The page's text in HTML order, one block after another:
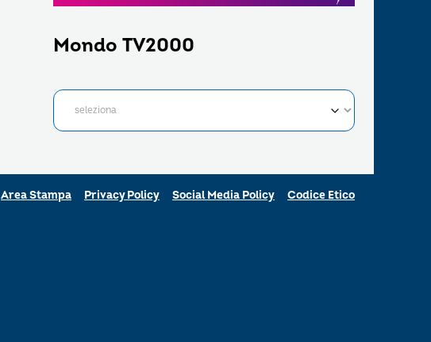
Mondo TV2000
Area Stampa Privacy Policy Social Media Policy Codice Etico